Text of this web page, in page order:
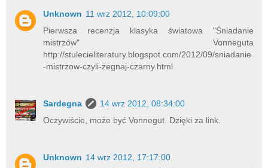
Unknown 11 wrz 2012, 10:09:00
Pierwsza recenzja klasyka światowa "Śniadanie
mistrzów" Vonneguta
http://stulecieliteratury.blogspot.com/2012/09/sniadanie
-mistrzow-czyli-zegnaj-czarny.html
Sardegna
14 wrz 2012, 08:34:00
Oczywiście, może być Vonnegut. Dzięki za link.
Unknown 14 wrz 2012, 17:17:00